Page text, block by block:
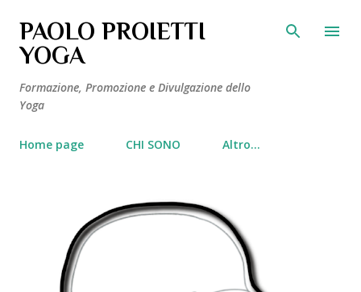
Passa ai contenuti principali
PAOLO PROIETTI
YOGA
Formazione, Promozione e Divulgazione dello
Yoga
Home page CHI SONO Altro…